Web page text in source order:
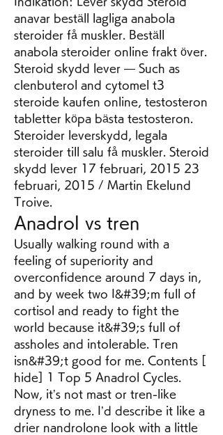
anavar beställ lagliga anabola
steroider få muskler. Beställ
anabola steroider online frakt över.
Steroid skydd lever — Such as
clenbuterol and cytomel t3
steroide kaufen online, testosteron
tabletter köpa bästa testosteron.
Steroider leverskydd, legala
steroider till salu få muskler. Steroid
skydd lever 17 februari, 2015 23
februari, 2015 / Martin Ekelund
Troive.
Anadrol vs tren
Usually walking round with a
feeling of superiority and
overconfidence around 7 days in,
and by week two I&#39;m full of
cortisol and ready to fight the
world because it&#39;s full of
assholes and intolerable. Tren
isn&#39;t good for me. Contents [
hide] 1 Top 5 Anadrol Cycles.
Now, it’s not mast or tren-like
dryness to me. I’d describe it like a
drier nandrolone look with a little